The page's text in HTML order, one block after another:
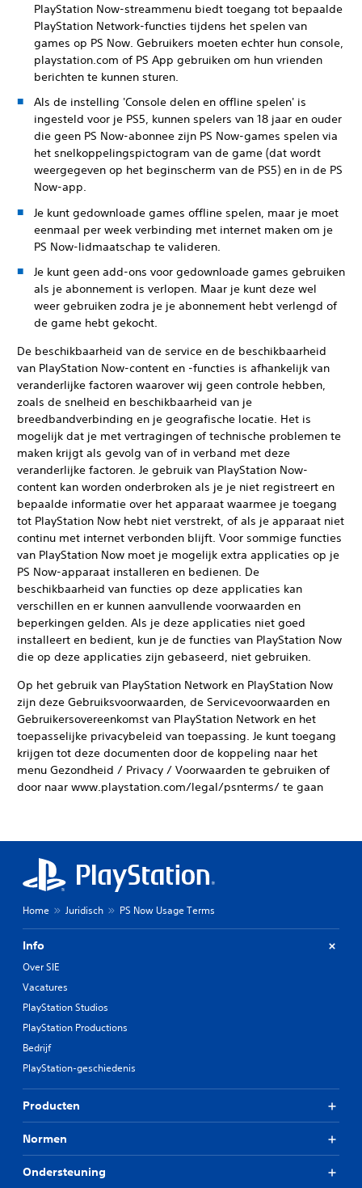
PlayStation Now-streammenu biedt toegang tot bepaalde
PlayStation Network-functies tijdens het spelen van
games op PS Now. Gebruikers moeten echter hun console,
playstation.com of PS App gebruiken om hun vrienden
berichten te kunnen sturen.
Als de instelling 'Console delen en offline spelen' is
ingesteld voor je PS5, kunnen spelers van 18 jaar en ouder
die geen PS Now-abonnee zijn PS Now-games spelen via
het snelkoppelingspictogram van de game (dat wordt
weergegeven op het beginscherm van de PS5) en in de PS
Now-app.
Je kunt gedownloade games offline spelen, maar je moet
eenmaal per week verbinding met internet maken om je
PS Now-lidmaatschap te valideren.
Je kunt geen add-ons voor gedownloade games gebruiken
als je abonnement is verlopen. Maar je kunt deze wel
weer gebruiken zodra je je abonnement hebt verlengd of
de game hebt gekocht.
De beschikbaarheid van de service en de beschikbaarheid
van PlayStation Now-content en -functies is afhankelijk van
veranderlijke factoren waarover wij geen controle hebben,
zoals de snelheid en beschikbaarheid van je
breedbandverbinding en je geografische locatie. Het is
mogelijk dat je met vertragingen of technische problemen te
maken krijgt als gevolg van of in verband met deze
veranderlijke factoren. Je gebruik van PlayStation Now-
content kan worden onderbroken als je je niet registreert en
bepaalde informatie over het apparaat waarmee je toegang
tot PlayStation Now hebt niet verstrekt, of als je apparaat niet
continu met internet verbonden blijft. Voor sommige functies
van PlayStation Now moet je mogelijk extra applicaties op je
PS Now-apparaat installeren en bedienen. De
beschikbaarheid van functies op deze applicaties kan
verschillen en er kunnen aanvullende voorwaarden en
beperkingen gelden. Als je deze applicaties niet goed
installeert en bedient, kun je de functies van PlayStation Now
die op deze applicaties zijn gebaseerd, niet gebruiken.
Op het gebruik van PlayStation Network en PlayStation Now
zijn deze Gebruiksvoorwaarden, de Servicevoorwaarden en
Gebruikersovereenkomst van PlayStation Network en het
toepasselijke privacybeleid van toepassing. Je kunt toegang
krijgen tot deze documenten door de koppeling naar het
menu Gezondheid / Privacy / Voorwaarden te gebruiken of
door naar www.playstation.com/legal/psnterms/ te gaan
Home Juridisch PS Now Usage Terms
Info
Over SIE
Vacatures
PlayStation Studios
PlayStation Productions
Bedrijf
PlayStation-geschiedenis
Producten
Normen
Ondersteuning